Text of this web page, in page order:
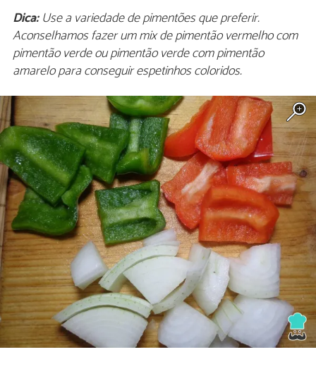
Dica:Use a variedade de pimentões que preferir.
Aconselhamos fazer um mix de pimentão vermelho com
pimentão verde ou pimentão verde com pimentão
amarelo para conseguir espetinhos coloridos.